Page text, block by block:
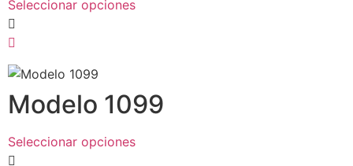
Seleccionar opciones
Modelo 1099
Seleccionar opciones